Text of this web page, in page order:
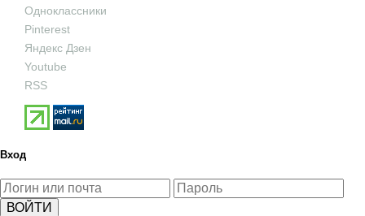
Одноклассники
Pinterest
Яндекс Дзен
Youtube
RSS
Вход